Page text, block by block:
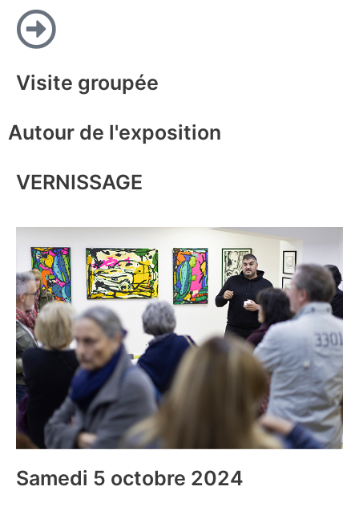
Visite groupée
Autour de l'exposition
VERNISSAGE
Samedi 5 octobre 2024